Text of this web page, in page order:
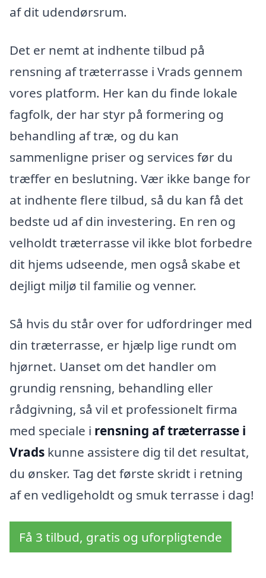
af dit udendørsrum.
Det er nemt at indhente tilbud på
rensning af træterrasse i Vrads gennem
vores platform. Her kan du finde lokale
fagfolk, der har styr på formering og
behandling af træ, og du kan
sammenligne priser og services før du
træffer en beslutning. Vær ikke bange for
at indhente flere tilbud, så du kan få det
bedste ud af din investering. En ren og
velholdt træterrasse vil ikke blot forbedre
dit hjems udseende, men også skabe et
dejligt miljø til familie og venner.
Så hvis du står over for udfordringer med
din træterrasse, er hjælp lige rundt om
hjørnet. Uanset om det handler om
grundig rensning, behandling eller
rådgivning, så vil et professionelt firma
med speciale i rensning af træterrasse i
Vrads kunne assistere dig til det resultat,
du ønsker. Tag det første skridt i retning
af en vedligeholdt og smuk terrasse i dag!
Få 3 tilbud, gratis og uforpligtende